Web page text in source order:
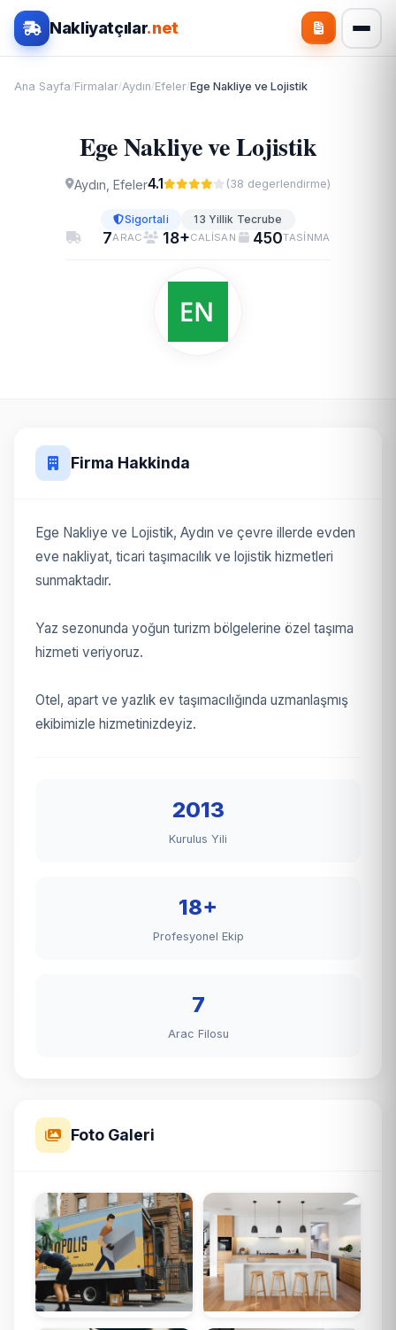
Nakliyatçılar.net
Ana Sayfa/Firmalar/Aydın/Efeler/Ege Nakliye ve Lojistik
Ege Nakliye ve Lojistik
Aydın, Efeler4.1 (38 degerlendirme)
Sigortali 13 Yillik Tecrube
7ARAC 18+CALISAN 450TASINMA
Firma Hakkinda
Ege Nakliye ve Lojistik, Aydın ve çevre illerde evden
eve nakliyat, ticari taşımacılık ve lojistik hizmetleri
sunmaktadır.
Yaz sezonunda yoğun turizm bölgelerine özel taşıma
hizmeti veriyoruz.
Otel, apart ve yazlık ev taşımacılığında uzmanlaşmış
ekibimizle hizmetinizdeyiz.
2013
Kurulus Yili
18+
Profesyonel Ekip
7
Arac Filosu
Foto Galeri